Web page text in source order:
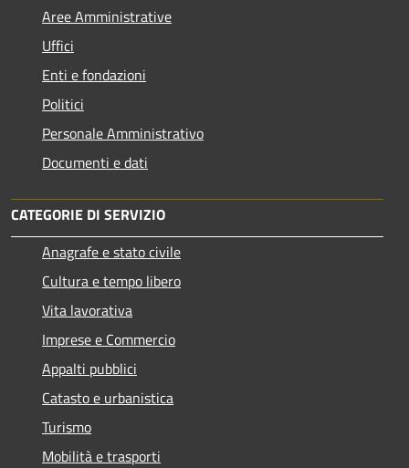
Aree Amministrative
Uffici
Enti e fondazioni
Politici
Personale Amministrativo
Documenti e dati
CATEGORIE DI SERVIZIO
Anagrafe e stato civile
Cultura e tempo libero
Vita lavorativa
Imprese e Commercio
Appalti pubblici
Catasto e urbanistica
Turismo
Mobilità e trasporti